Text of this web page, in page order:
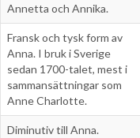
Annetta och Annika.
Fransk och tysk form av
Anna. I bruk i Sverige
sedan 1700-talet, mest i
sammansättningar som
Anne Charlotte.
Diminutiv till Anna.